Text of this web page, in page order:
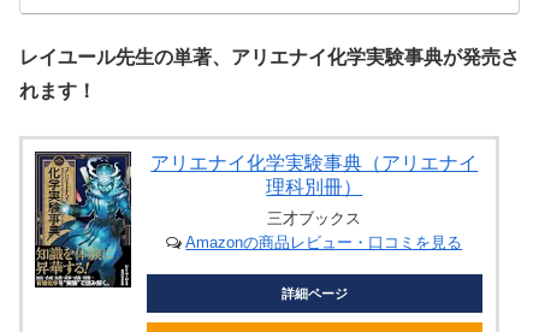
レイユール先生の単著、アリエナイ化学実験事典が発売さ
れます！
アリエナイ化学実験事典（アリエナイ
理科別冊）
三才ブックス
Amazonの商品レビュー・口コミを見る
詳細ページ